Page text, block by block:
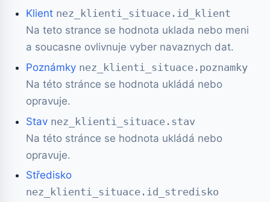
Klient nez_klienti_situace.id_klient
Na teto strance se hodnota uklada nebo meni
a soucasne ovlivnuje vyber navaznych dat.
Poznámky nez_klienti_situace.poznamky
Na této stránce se hodnota ukládá nebo
opravuje.
Stav nez_klienti_situace.stav
Na této stránce se hodnota ukládá nebo
opravuje.
Středisko
nez_klienti_situace.id_stredisko